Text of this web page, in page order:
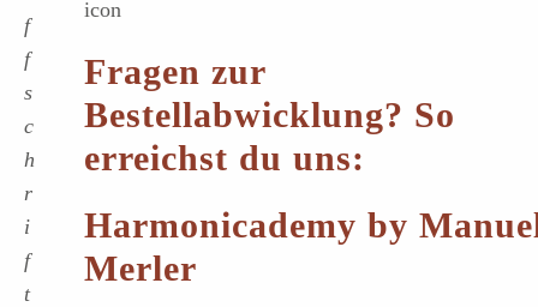
f
f
s
c
h
r
i
f
t
Fragen zur
Bestellabwicklung? So
erreichst du uns:
Harmonicademy by
Merler